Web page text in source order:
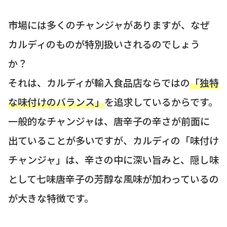
市場には多くのチャンジャがありますが、なぜ
カルディのものが特別扱いされるのでしょう
か？
それは、カルディが輸入食品店ならではの「独特
な味付けのバランス」を追求しているからです。
一般的なチャンジャは、唐辛子の辛さが前面に
出ていることが多いですが、カルディの「味付け
チャンジャ」は、辛さの中に深い旨みと、隠し味
として七味唐辛子の芳醇な風味が加わっているの
が大きな特徴です。